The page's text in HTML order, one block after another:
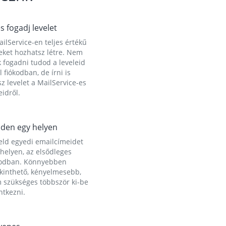
fogadj levelet
en teljes értékű
hozhatsz létre. Nem
fogadni tudod a leveleid
fiókodban, de írni is
levelet a MailService-es
egy helyen
egyedi emailcímeidet
az elsődleges
Könnyebben
kényelmesebb,
szükséges többször ki-be